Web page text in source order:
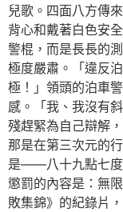
兒歌。四面八方傳
背心和戴著白色安
警棍，而是長長的
極度嚴肅。「違反
極！」領頭的泊車
感。「我、我沒有
殘趕緊為自己辯解
那是在第三次元的
是——八十九點七度
懲罰的內容是：無
敗集錦》的紀錄片